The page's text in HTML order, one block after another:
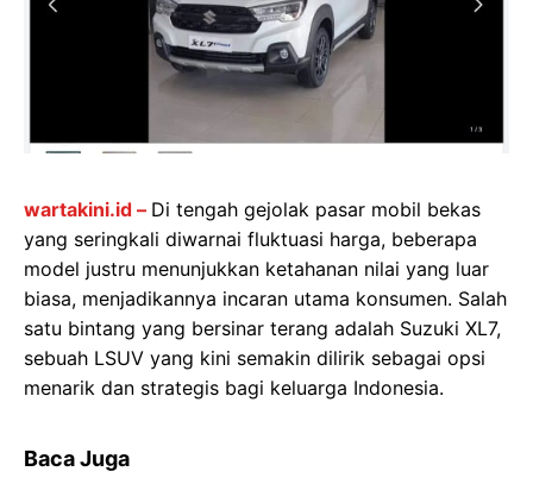
wartakini.id – Di tengah gejolak pasar mobil bekas
yang seringkali diwarnai fluktuasi harga, beberapa
model justru menunjukkan ketahanan nilai yang luar
biasa, menjadikannya incaran utama konsumen. Salah
satu bintang yang bersinar terang adalah Suzuki XL7,
sebuah LSUV yang kini semakin dilirik sebagai opsi
menarik dan strategis bagi keluarga Indonesia.
Baca Juga